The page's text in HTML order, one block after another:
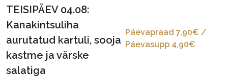
TEISIPÄEV 04.08:
Kanakintsuliha
aurutatud kartuli, sooja
kastme ja värske
salatiga
Päevapraad 7,90€ /
Päevasupp 4,90€